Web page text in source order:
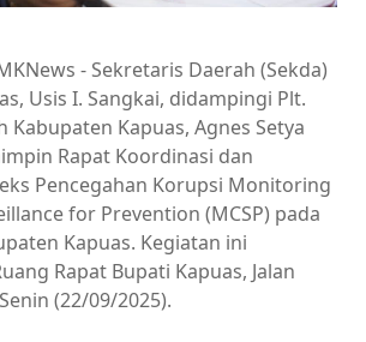
- Sekretaris Daerah (Sekda)
Usis I. Sangkai, didampingi Plt.
Kapuas, Agnes Setya
Rapat Koordinasi dan
Pencegahan Korupsi Monitoring
for Prevention (MCSP) pada
Kapuas. Kegiatan ini
Rapat Bupati Kapuas, Jalan
(22/09/2025).